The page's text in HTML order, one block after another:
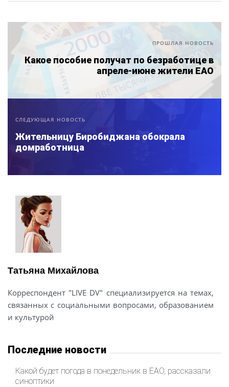
ПРОШЛАЯ НОВОСТЬ
Какое пособие получат по безработице в
апреле-июне жители ЕАО
СЛЕДУЮЩАЯ НОВОСТЬ
Жительницу Биробиджана обокрала
домработница
Татьяна Михайлова
Корреспондент "LIVE DV" специализируется на темах,
связанных с социальными вопросами, образованием
и культурой
Последние новости
Какой будет погода в понедельник в ЕАО, рассказали
синоптики